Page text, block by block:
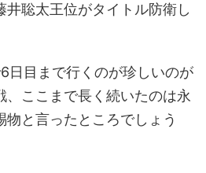
井聡太王位がタイトル防衛し
日目まで行くのが珍しいのが
、ここまで長く続いたのは永
と言ったところでしょう